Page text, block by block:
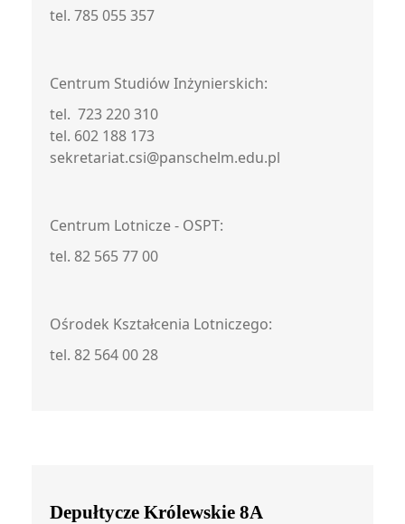
tel. 785 055 357
Centrum Studiów Inżynierskich:
tel. 723 220 310
tel. 602 188 173
sekretariat.csi@panschelm.edu.pl
Centrum Lotnicze - OSPT:
tel. 82 565 77 00
Ośrodek Kształcenia Lotniczego:
tel. 82 564 00 28
Depułtycze Królewskie 8A